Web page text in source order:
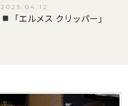
2025.04.12
「エルメス クリッパー」